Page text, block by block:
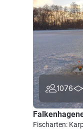
1076
Fischarten: